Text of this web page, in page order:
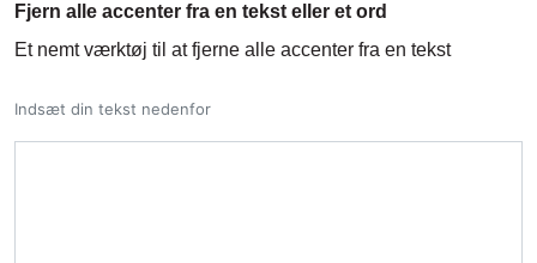
Fjern alle accenter fra en tekst eller et ord
Et nemt værktøj til at fjerne alle accenter fra en tekst
Indsæt din tekst nedenfor